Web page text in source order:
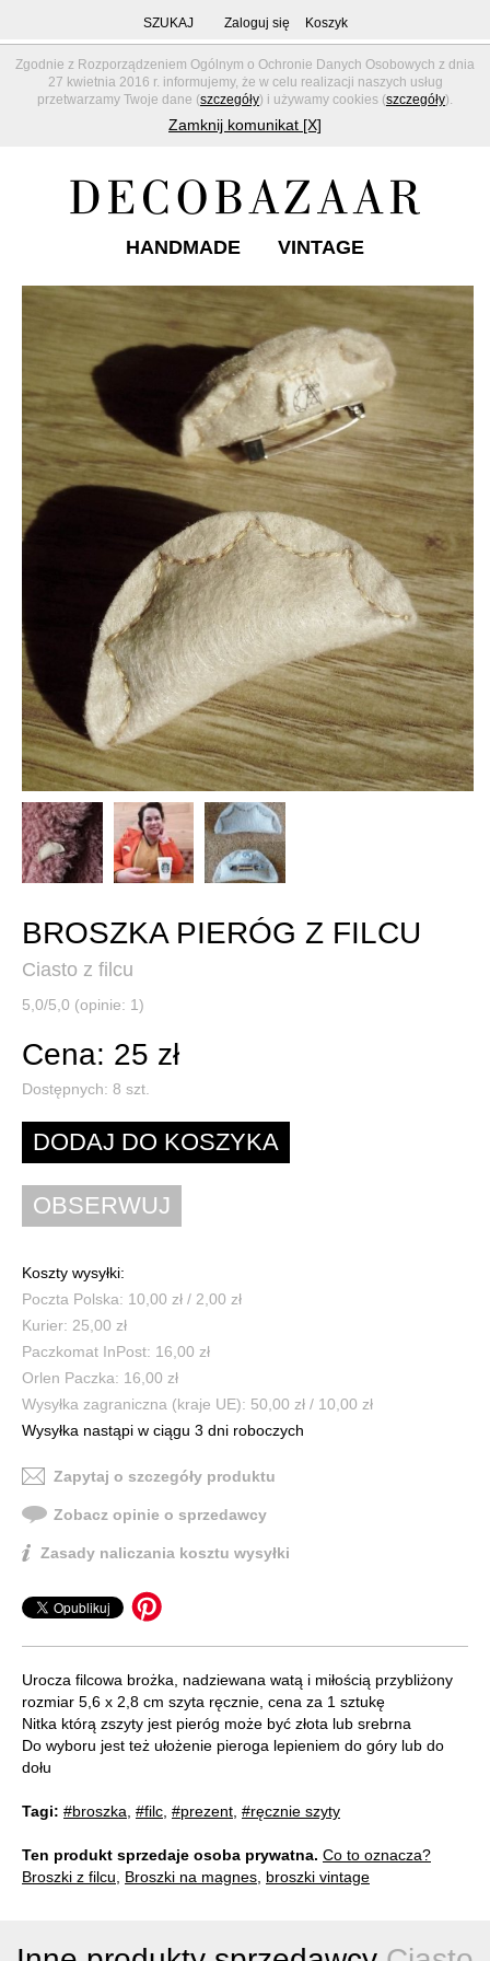
Zgodnie z Rozporządzeniem Ogólnym o Ochronie Danych Osobowych z dnia
27 kwietnia 2016 r. informujemy, że w celu realizacji naszych usług
przetwarzamy Twoje dane (szczegóły) i używamy cookies (szczegóły).
Zamknij komunikat [X]
SZUKAJ Zaloguj się Koszyk
HANDMADE VINTAGE
BROSZKA PIERÓG Z FILCU
Ciasto z filcu
5,0/5,0 (opinie: 1)
Cena: 25 zł
Dostępnych: 8 szt.
Koszty wysyłki:
Poczta Polska: 10,00 zł / 2,00 zł
Kurier: 25,00 zł
Paczkomat InPost: 16,00 zł
Orlen Paczka: 16,00 zł
Wysyłka zagraniczna (kraje UE): 50,00 zł / 10,00 zł
Wysyłka nastąpi w ciągu 3 dni roboczych
Zapytaj o szczegóły produktu
Zobacz opinie o sprzedawcy
Zasady naliczania kosztu wysyłki
Urocza filcowa brożka, nadziewana watą i miłością przybliżony
rozmiar 5,6 x 2,8 cm szyta ręcznie, cena za 1 sztukę
Nitka którą zszyty jest pieróg może być złota lub srebrna
Do wyboru jest też ułożenie pieroga lepieniem do góry lub do
dołu
Tagi: #broszka #filc #prezent #ręcznie szyty
Ten produkt sprzedaje osoba prywatna. Co to oznacza?
Broszki z filcu
Broszki na magnes broszki vintage